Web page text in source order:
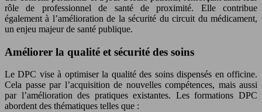
rôle de professionnel de santé de proximité. Elle contribue
également à l’amélioration de la sécurité du circuit du médicament,
un enjeu majeur de santé publique.
Améliorer la qualité et sécurité des soins
Le DPC vise à optimiser la qualité des soins dispensés en officine.
Cela passe par l’acquisition de nouvelles compétences, mais aussi
par l’amélioration des pratiques existantes. Les formations DPC
abordent des thématiques telles que :